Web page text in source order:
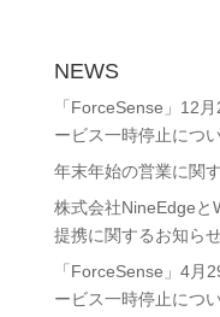
NEWS
「ForceSense」12
ービス一時停止につ
年末年始の営業に関
株式会社NineEdgeと
提携に関するお知ら
「ForceSense」4月
ービス一時停止につ